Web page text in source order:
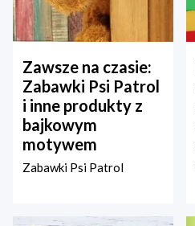
Zawsze na czasie:
Zabawki Psi Patrol
i inne produkty z
bajkowym
motywem
Zabawki Psi Patrol